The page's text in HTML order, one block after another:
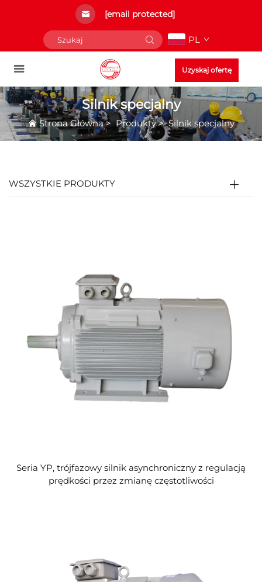
[email protected]
PL
Uzyskaj ofertę
Silnik specjalny
Strona Główna>Produkty>Silnik specjalny
WSZYSTKIE PRODUKTY
Seria YP, trójfazowy silnik asynchroniczny z regulacją
prędkości przez zmianę częstotliwości